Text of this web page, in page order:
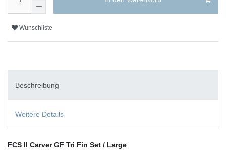
Wunschliste
Beschreibung
Weitere Details
FCS II Carver GF Tri Fin Set / Large